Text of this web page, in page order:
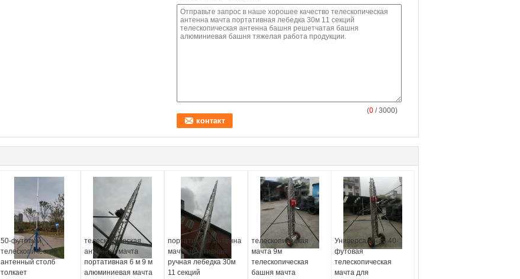
(0 / 3000)
50-футовый
телескопический
антенный столб
толкает
телескопическая
антенная мачта
портативная 6 м 9 м
алюминиевая мачта
портативная антенна
мачта штативная
ручная лебедка 30м
11 секций
телескопическая
мачта 9м
телескопическая
башня мачта
Универсальная 40-
футовая
телескопическая
мачта для